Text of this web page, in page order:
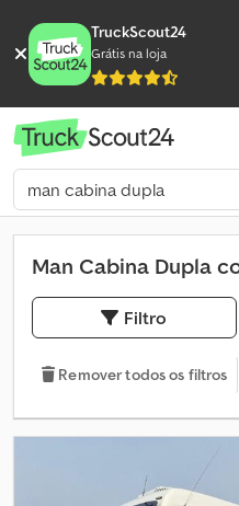
TruckScout24
Grátis na loja
Man Cabina Dupla
Filtro
Remover todos os filtros